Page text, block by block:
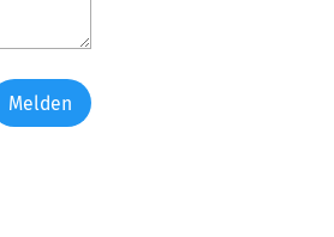
Melden